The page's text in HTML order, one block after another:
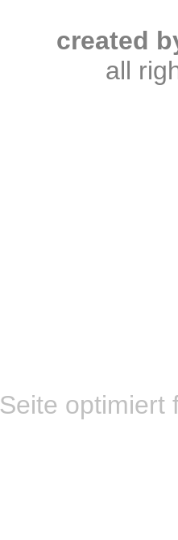
created
all
Seite optimiert